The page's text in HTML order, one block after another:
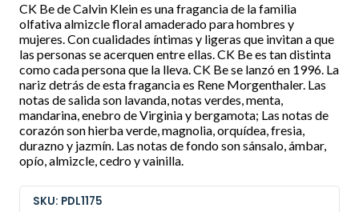
CK Be de Calvin Klein es una fragancia de la familia
olfativa almizcle floral amaderado para hombres y
mujeres. Con cualidades íntimas y ligeras que invitan a que
las personas se acerquen entre ellas. CK Be es tan distinta
como cada persona que la lleva. CK Be se lanzó en 1996. La
nariz detrás de esta fragancia es Rene Morgenthaler. Las
notas de salida son lavanda, notas verdes, menta,
mandarina, enebro de Virginia y bergamota; Las notas de
corazón son hierba verde, magnolia, orquídea, fresia,
durazno y jazmín. Las notas de fondo son sánsalo, ámbar,
opío, almizcle, cedro y vainilla.
SKU: PDL1175